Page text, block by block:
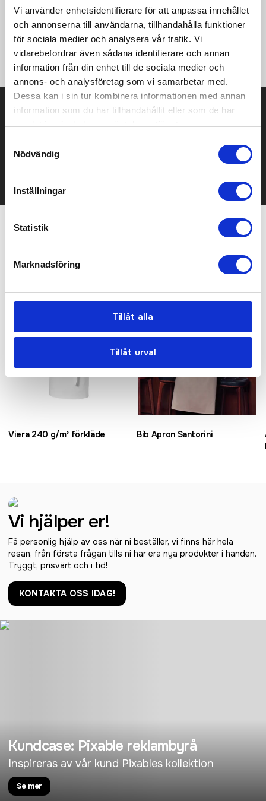
Vi använder enhetsidentifierare för att anpassa innehållet
och annonserna till användarna, tillhandahålla funktioner
för sociala medier och analysera vår trafik. Vi
vidarebefordrar även sådana identifierare och annan
information från din enhet till de sociala medier och
annons- och analysföretag som vi samarbetar med.
Dessa kan i sin tur kombinera informationen med annan
information som du har tillhandahållit eller som de har
samlat in när du har använt deras tjänster.
Nödvändig
Inställningar
Statistik
Marknadsföring
Tillåt alla
Tillåt urval
återvunna tyger. Med fokus på vatten, 2% av intäkterna för
varje såld Impact-produkt kommer att doneras till Water.org.
Med justerbart band i midjan och en stor ficka på framsidan.
Denna indikation är baserad på LCA data publicerad av Textile
Exchange i deras Material Snapshots 2016.
Prisuppgift på mailen?
Det går också utmärkt att bara ställa frågor!
Viera 240 g/m² förkläde Bib Apron Santorini
Vi hjälper er!
Få personlig hjälp av oss när ni beställer, vi finns här hela
resan, från första frågan tills ni har era nya produkter i handen.
Tryggt, prisvärt och i tid!
KONTAKTA OSS IDAG!
Kundcase: Pixable reklambyrå
Inspireras av vår kund Pixables kollektion
Se mer